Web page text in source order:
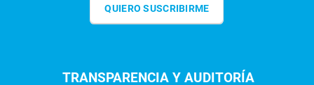
QUIERO SUSCRIBIRME
TRANSPARENCIA Y AUDITORÍA